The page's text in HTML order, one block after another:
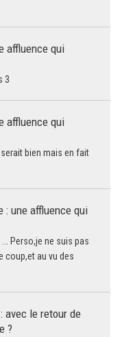
affluence qui
3
affluence qui
bien mais en fait
: une affluence qui
... Perso,je ne suis pas
coup,et au vu des
avec le retour de
?